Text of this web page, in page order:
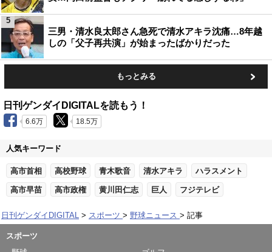
三男・清水良太郎さん急死で清水アキラ沈痛…8年越
しの「父子再共演」が始まったばかりだった
5
もっとみる
日刊ゲンダイDIGITALを読もう！
6.6万 18.5万
人気キーワード
高市首相 高校野球 青木歌音 清水アキラ ハラスメント
高市早苗 高市政権 黄川田仁志 巨人 フジテレビ
日刊ゲンダイDIGITAL スポーツ 野球ニュース 記事
スポーツ